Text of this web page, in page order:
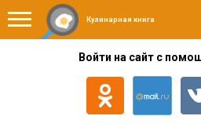
Кулинарная книга
Войти на сайт с